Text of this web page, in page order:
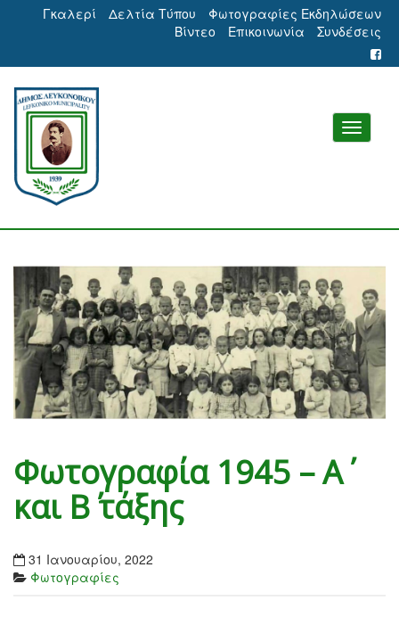
Γκαλερί Δελτία Τύπου
Φωτογραφίες Εκδηλώσεων
Βίντεο
Επικοινωνία Συνδέσεις
Φωτογραφία 1945 – Α΄
και Β΄ τάξης
31 Ιανουαρίου, 2022
Φωτογραφίες